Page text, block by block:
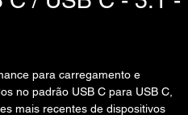
para carregamento e
no padrão USB C para USB C,
mais recentes de dispositivos